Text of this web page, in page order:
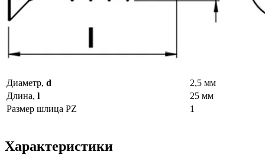
Диаметр, d
2,5 мм
Длина, l
25 мм
Размер шлица PZ
1
Характеристики